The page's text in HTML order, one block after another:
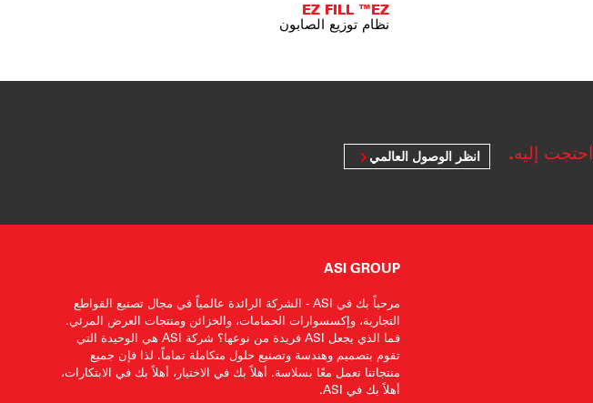
EZ FILL ™EZ
نظام توزيع الصابون
احتجت إليه. انظر الوصول العالمي
ASI GROUP
مرحباً بك في ASI - الشركة الرائدة عالمياً في مجال تصنيع القواطع
التجارية، وإكسسوارات الحمامات، والخزائن ومنتجات العرض المرئي.
فما الذي يجعل ASI فريدة من نوعها؟ شركة ASI هي الوحيدة التي
تقوم بتصميم وهندسة وتصنيع حلول متكاملة تماماً. لذا فإن جميع
منتجاتنا تعمل معًا بسلاسة. أهلاً بك في الاختيار، أهلاً بك في الابتكارات،
أهلاً بك في ASI.